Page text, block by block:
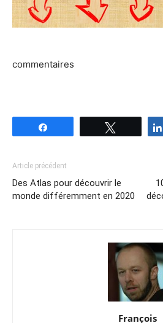
commentaires
Tweetez
Article précédent
Des Atlas pour découvrir le
monde différemment en 2020
François